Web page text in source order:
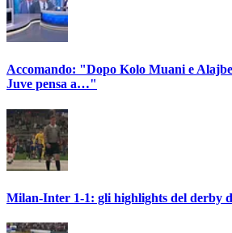
Accomando: "Dopo Kolo Muani e
Juve pensa a…"
Milan-Inter 1-1: gli highlights del derby